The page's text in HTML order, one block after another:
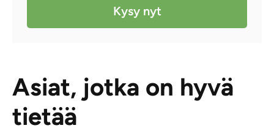
Kysy nyt
Asiat, jotka on hyvä
tietää